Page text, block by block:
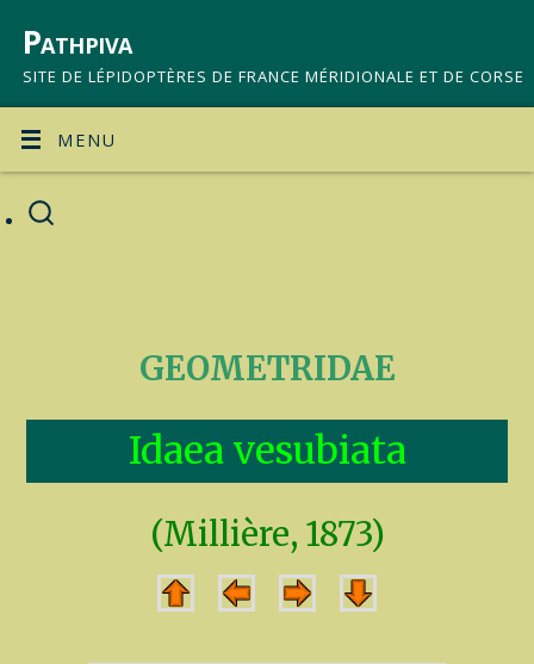
Pathpiva
SITE DE LÉPIDOPTÈRES DE FRANCE MÉRIDIONALE ET DE CORSE
MENU
GEOMETRIDAE
Idaea vesubiata
(Millière, 1873)